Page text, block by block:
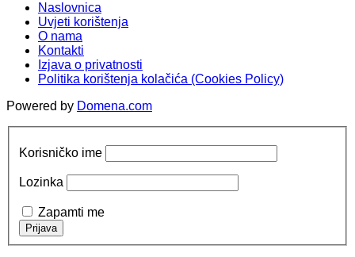
Naslovnica
Uvjeti korištenja
O nama
Kontakti
Izjava o privatnosti
Politika korištenja kolačića (Cookies Policy)
Powered by Domena.com
Korisničko ime
Lozinka
Zapamti me